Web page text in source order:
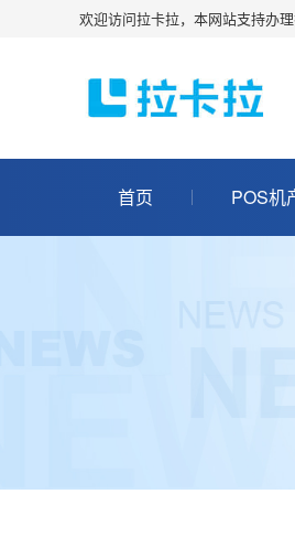
欢迎访问拉卡拉，本网站支持办
首页 POS机